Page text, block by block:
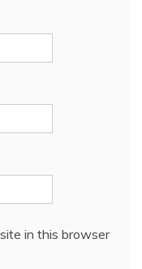
in this browser